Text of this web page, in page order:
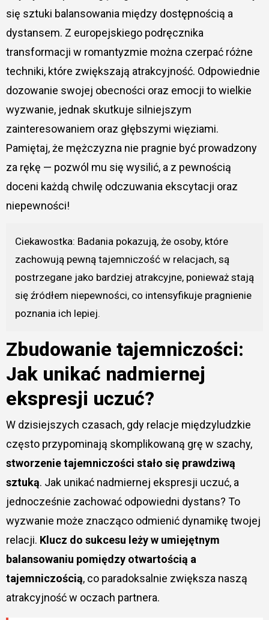
się sztuki balansowania między dostępnością a
dystansem. Z europejskiego podręcznika
transformacji w romantyzmie można czerpać różne
techniki, które zwiększają atrakcyjność. Odpowiednie
dozowanie swojej obecności oraz emocji to wielkie
wyzwanie, jednak skutkuje silniejszym
zainteresowaniem oraz głębszymi więziami.
Pamiętaj, że mężczyzna nie pragnie być prowadzony
za rękę — pozwól mu się wysilić, a z pewnością
doceni każdą chwilę odczuwania ekscytacji oraz
niepewności!
Ciekawostka: Badania pokazują, że osoby, które
zachowują pewną tajemniczość w relacjach, są
postrzegane jako bardziej atrakcyjne, ponieważ stają
się źródłem niepewności, co intensyfikuje pragnienie
poznania ich lepiej.
Zbudowanie tajemniczości:
Jak unikać nadmiernej
ekspresji uczuć?
W dzisiejszych czasach, gdy relacje międzyludzkie
często przypominają skomplikowaną grę w szachy,
stworzenie tajemniczości stało się prawdziwą
sztuką. Jak unikać nadmiernej ekspresji uczuć, a
jednocześnie zachować odpowiedni dystans? To
wyzwanie może znacząco odmienić dynamikę twojej
relacji. Klucz do sukcesu leży w umiejętnym
balansowaniu pomiędzy otwartością a
tajemniczością, co paradoksalnie zwiększa naszą
atrakcyjność w oczach partnera.